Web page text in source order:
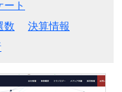
ート
数
決算情報